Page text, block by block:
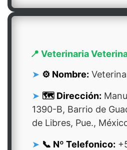
📍 Veterinaria
⚙️ Nombre:
🗺️ Dirección:
1390-B, Barrio de
de Libres, Pue.,
📞 Nº Telefonico: